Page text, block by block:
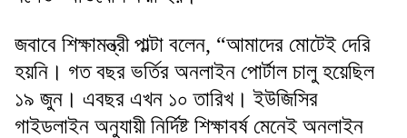
জবাবে শিক্ষামন্ত্রী পাল্টা বলেন, “আমাদের মোটেই দেরি
হয়নি। গত বছর ভর্তির অনলাইন পোর্টাল চালু হয়েছিল
১৯ জুন। এবছর এখন ১০ তারিখ। ইউজিসির
গাইডলাইন অনুযায়ী নির্দিষ্ট শিক্ষাবর্ষ মেনেই অনলাইন